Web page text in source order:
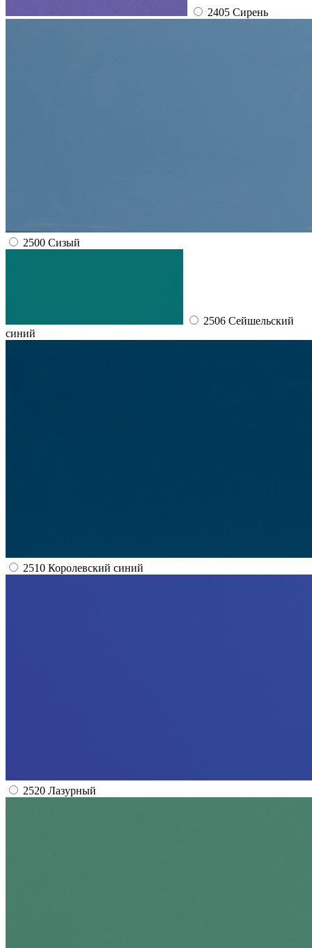
2405 Сирень
2500 Сизый
2506 Сейшельский
синий
2510 Королевский синий
2520 Лазурный